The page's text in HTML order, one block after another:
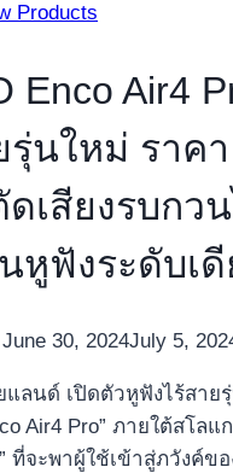
Products
Enco Air4
รุ่นใหม่ ราค
เสียงรบกว
หูฟังระดับเ
June 30, 2024July 5,
แลนด์ เปิดตัวหูฟังไร้สาย
Air4 Pro” ภายใต้สโลแ
ที่จะพาผู้ใช้เข้าสู่ภวังค์ข